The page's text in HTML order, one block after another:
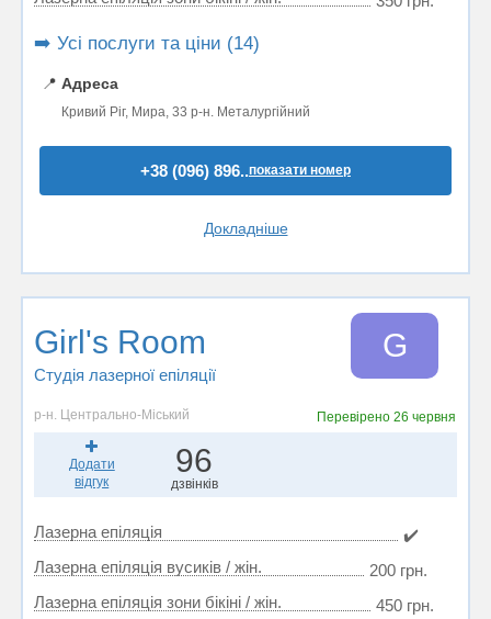
➡️ Усі послуги та ціни (14)
📍 Адреса
Кривий Ріг, Мира, 33 р-н. Металургійний
+38 (096) 896..показати номер
Докладніше
Girl's Room
Студія лазерної епіляції
G
р-н. Центрально-Міський Перевірено26 червня
Додати
відгук
96
дзвінків
Лазерна епіляція
✔️
Лазерна епіляція вусиків / жін.
200 грн.
Лазерна епіляція зони бікіні / жін.
450 грн.